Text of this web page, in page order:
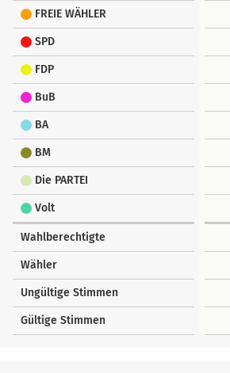
FREIE WÄHLER
SPD
FDP
BuB
BA
BM
Die PARTEI
Volt
Wahlberechtigte
Wähler
Ungültige Stimmen
Gültige Stimmen